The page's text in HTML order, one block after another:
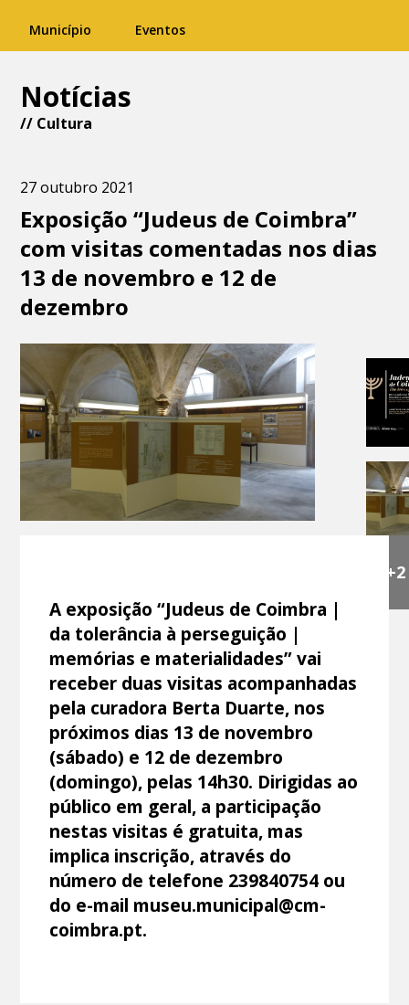
Município Eventos
Notícias
// Cultura
27 outubro 2021
Exposição “Judeus de Coimbra”
com visitas comentadas nos dias
13 de novembro e 12 de
dezembro
+2
A exposição “Judeus de Coimbra |
da tolerância à perseguição |
memórias e materialidades” vai
receber duas visitas acompanhadas
pela curadora Berta Duarte, nos
próximos dias 13 de novembro
(sábado) e 12 de dezembro
(domingo), pelas 14h30. Dirigidas ao
público em geral, a participação
nestas visitas é gratuita, mas
implica inscrição, através do
número de telefone 239840754 ou
do e-mail museu.municipal@cm-
coimbra.pt.